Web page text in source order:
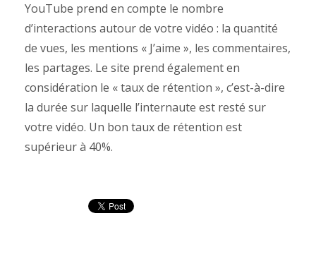
YouTube prend en compte le nombre
d’interactions autour de votre vidéo : la quantité
de vues, les mentions « J’aime », les commentaires,
les partages. Le site prend également en
considération le « taux de rétention », c’est-à-dire
la durée sur laquelle l’internaute est resté sur
votre vidéo. Un bon taux de rétention est
supérieur à 40%.